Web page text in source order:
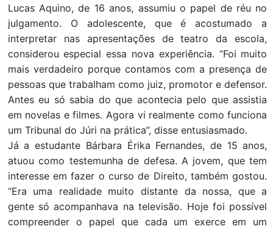
Lucas Aquino, de 16 anos, assumiu o papel de réu no
julgamento. O adolescente, que é acostumado a
interpretar nas apresentações de teatro da escola,
considerou especial essa nova experiência. “Foi muito
mais verdadeiro porque contamos com a presença de
pessoas que trabalham como juiz, promotor e defensor.
Antes eu só sabia do que acontecia pelo que assistia
em novelas e filmes. Agora vi realmente como funciona
um Tribunal do Júri na prática”, disse entusiasmado.
Já a estudante Bárbara Érika Fernandes, de 15 anos,
atuou como testemunha de defesa. A jovem, que tem
interesse em fazer o curso de Direito, também gostou.
“Era uma realidade muito distante da nossa, que a
gente só acompanhava na televisão. Hoje foi possível
compreender o papel que cada um exerce em um